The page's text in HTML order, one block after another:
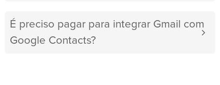
É preciso pagar para integrar Gmail com
Google Contacts?